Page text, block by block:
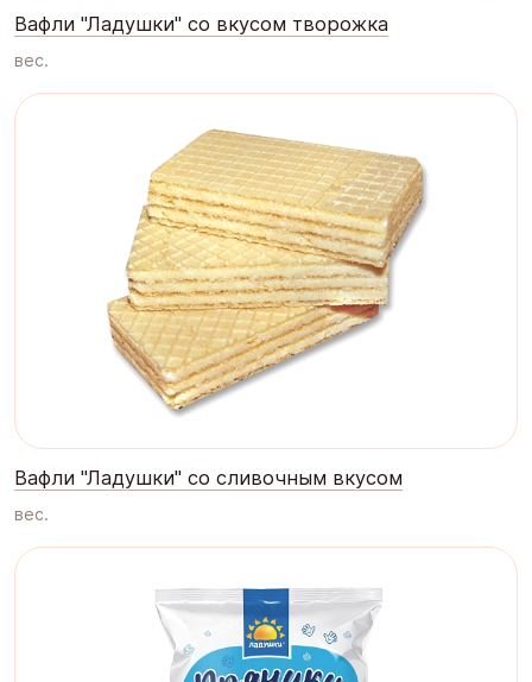
Вафли "Ладушки" со вкусом творожка
вес.
Вафли "Ладушки" со сливочным вкусом
вес.